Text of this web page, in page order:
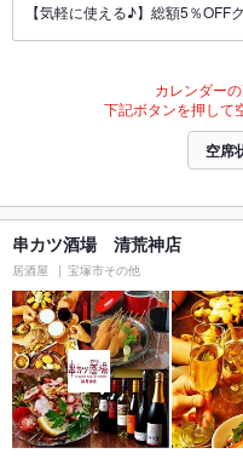
【気軽に使える♪】総額5％OFF
カレンダー
下記ボタンを押して
空席
串カツ酒場 清荒神店
居酒屋 宝塚市その他